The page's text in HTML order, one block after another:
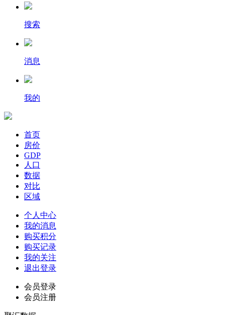
搜索
消息
我的
首页
房价
GDP
人口
数据
对比
区域
个人中心
我的消息
购买积分
购买记录
我的关注
退出登录
会员登录
会员注册